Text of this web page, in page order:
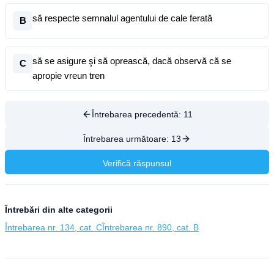
B să respecte semnalul agentului de cale ferată
C
să se asigure şi să oprească, dacă observă că se
apropie vreun tren
Întrebarea precedentă: 11
Întrebarea următoare: 13
Verifică răspunsul
Întrebări din alte categorii
Întrebarea nr. 134, cat. CÎntrebarea nr. 890, cat. B